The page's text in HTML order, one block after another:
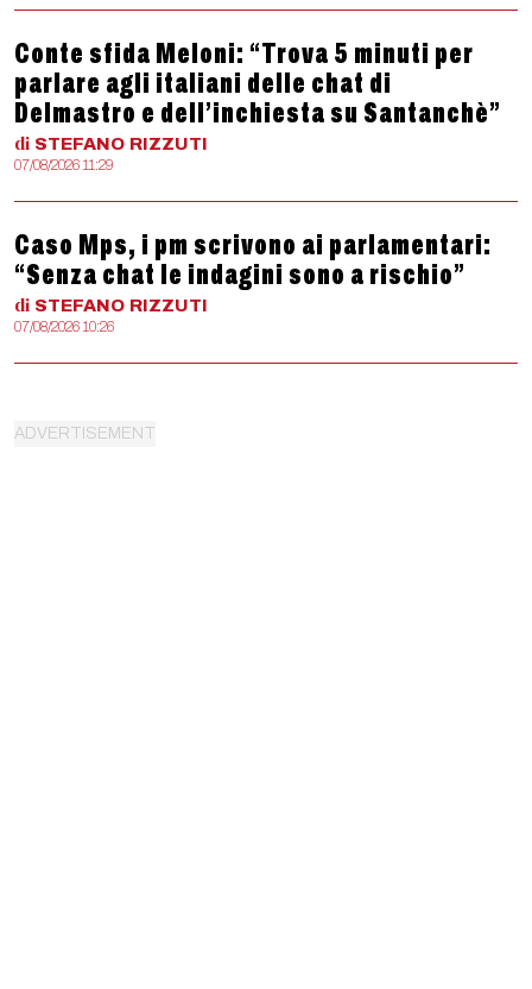
Conte sfida Meloni: “Trova 5 minuti per
parlare agli italiani delle chat di
Delmastro e dell’inchiesta su Santanchè”
di STEFANO RIZZUTI
07/08/2026 11:29
Caso Mps, i pm scrivono ai parlamentari:
“Senza chat le indagini sono a rischio”
di STEFANO RIZZUTI
07/08/2026 10:26